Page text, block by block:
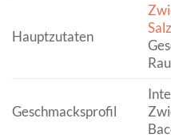
Hauptzutaten
Salz
Geschmacksprofil